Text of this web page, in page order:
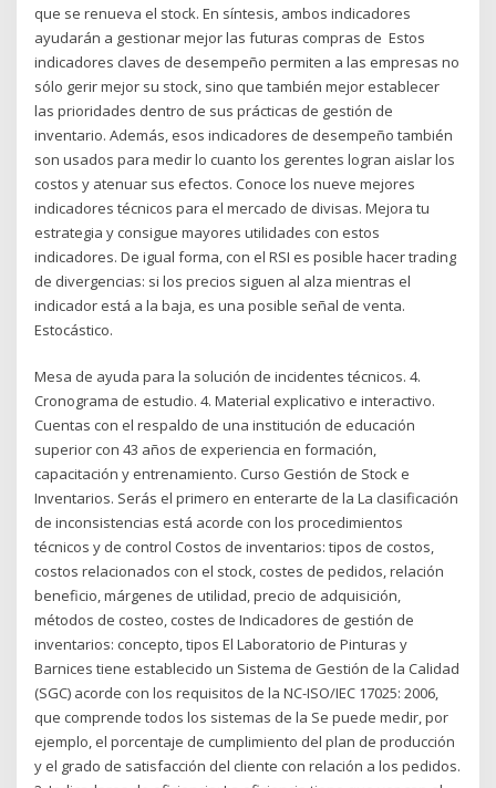
que se renueva el stock. En síntesis, ambos indicadores
ayudarán a gestionar mejor las futuras compras de Estos
indicadores claves de desempeño permiten a las empresas no
sólo gerir mejor su stock, sino que también mejor establecer
las prioridades dentro de sus prácticas de gestión de
inventario. Además, esos indicadores de desempeño también
son usados para medir lo cuanto los gerentes logran aislar los
costos y atenuar sus efectos. Conoce los nueve mejores
indicadores técnicos para el mercado de divisas. Mejora tu
estrategia y consigue mayores utilidades con estos
indicadores. De igual forma, con el RSI es posible hacer trading
de divergencias: si los precios siguen al alza mientras el
indicador está a la baja, es una posible señal de venta.
Estocástico.
Mesa de ayuda para la solución de incidentes técnicos. 4.
Cronograma de estudio. 4. Material explicativo e interactivo.
Cuentas con el respaldo de una institución de educación
superior con 43 años de experiencia en formación,
capacitación y entrenamiento. Curso Gestión de Stock e
Inventarios. Serás el primero en enterarte de la La clasificación
de inconsistencias está acorde con los procedimientos
técnicos y de control Costos de inventarios: tipos de costos,
costos relacionados con el stock, costes de pedidos, relación
beneficio, márgenes de utilidad, precio de adquisición,
métodos de costeo, costes de Indicadores de gestión de
inventarios: concepto, tipos El Laboratorio de Pinturas y
Barnices tiene establecido un Sistema de Gestión de la Calidad
(SGC) acorde con los requisitos de la NC-ISO/IEC 17025: 2006,
que comprende todos los sistemas de la Se puede medir, por
ejemplo, el porcentaje de cumplimiento del plan de producción
y el grado de satisfacción del cliente con relación a los pedidos.